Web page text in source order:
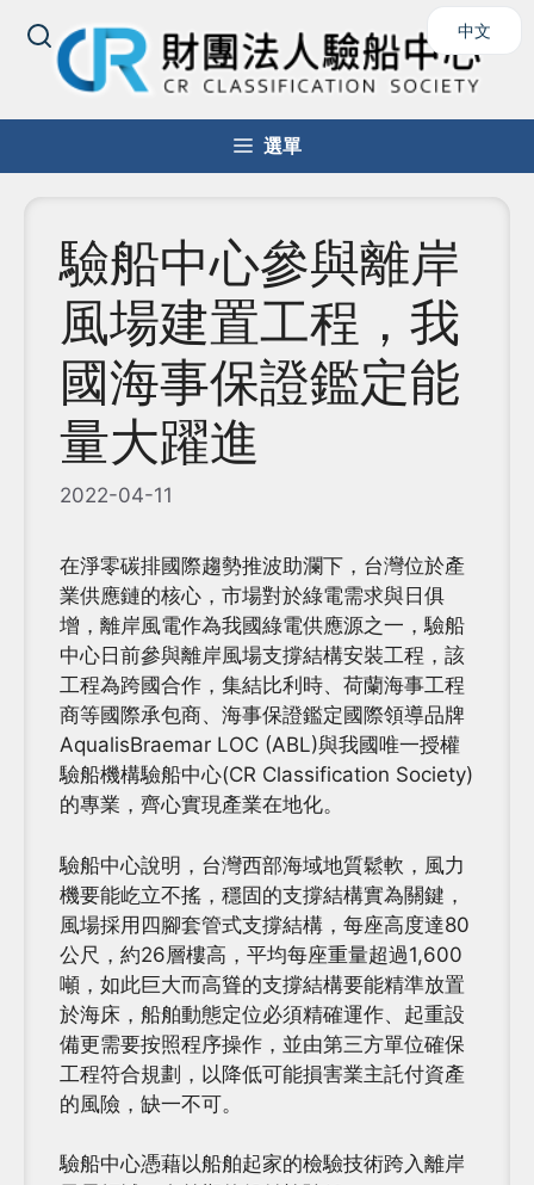
容
中文
選單
驗船中心參與離岸
風場建置工程，我
國海事保證鑑定能
量大躍進
2022-04-11
在淨零碳排國際趨勢推波助瀾下，台灣位於產
業供應鏈的核心，市場對於綠電需求與日俱
增，離岸風電作為我國綠電供應源之一，驗船
中心日前參與離岸風場支撐結構安裝工程，該
工程為跨國合作，集結比利時、荷蘭海事工程
商等國際承包商、海事保證鑑定國際領導品牌
AqualisBraemar LOC (ABL)與我國唯一授權
驗船機構驗船中心(CR Classification Society)
的專業，齊心實現產業在地化。
驗船中心說明，台灣西部海域地質鬆軟，風力
機要能屹立不搖，穩固的支撐結構實為關鍵，
風場採用四腳套管式支撐結構，每座高度達80
公尺，約26層樓高，平均每座重量超過1,600
噸，如此巨大而高聳的支撐結構要能精準放置
於海床，船舶動態定位必須精確運作、起重設
備更需要按照程序操作，並由第三方單位確保
工程符合規劃，以降低可能損害業主託付資產
的風險，缺一不可。
驗船中心憑藉以船舶起家的檢驗技術跨入離岸